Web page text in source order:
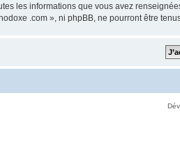
les informations que vous avez
.com », ni phpBB, ne pourront être